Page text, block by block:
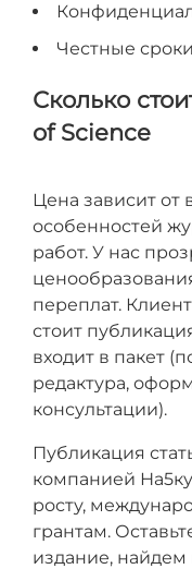
Честные
Сколько
of Science
Цена зависит
особенностей
работ. У нас
переплат.
стоит
входит в пакет
редактура,
консультации).
Публикация
компанией
росту,
грантам.
издание,